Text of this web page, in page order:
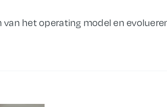
het operating model en